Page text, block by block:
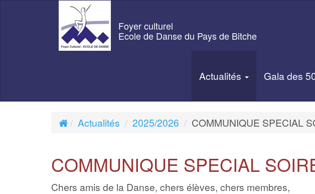
Foyer culturel
Ecole de Danse du Pays de Bitche
Actualités Gala des
Actualités 2025/2026 COMMUNIQUE SPECIAL
COMMUNIQUE SPECIAL
Chers amis de la Danse, chers élèves, chers membres,